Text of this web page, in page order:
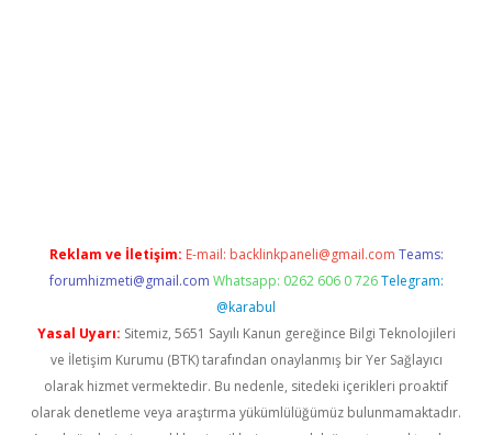
Reklam ve İletişim: E-mail: backlinkpaneli@gmail.com Teams:
forumhizmeti@gmail.com Whatsapp: 0262 606 0 726 Telegram:
@karabul
Yasal Uyarı: Sitemiz, 5651 Sayılı Kanun gereğince Bilgi Teknolojileri
ve İletişim Kurumu (BTK) tarafından onaylanmış bir Yer Sağlayıcı
olarak hizmet vermektedir. Bu nedenle, sitedeki içerikleri proaktif
olarak denetleme veya araştırma yükümlülüğümüz bulunmamaktadır.